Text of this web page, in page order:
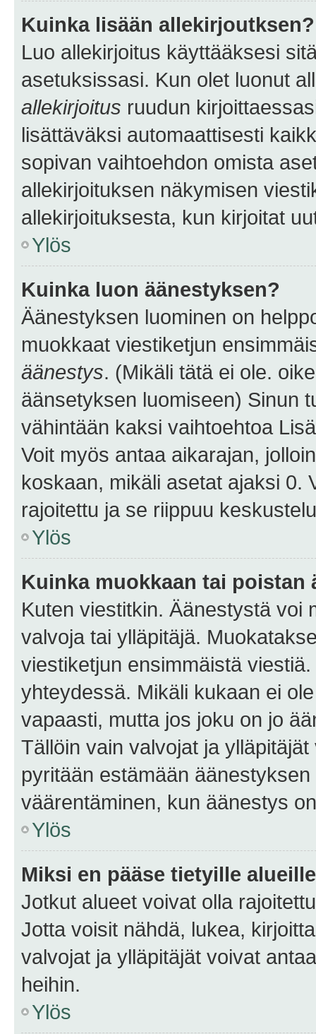
Kuinka lisään allekirjoutksen?
Luo allekirjoitus käyttääksesi
asetuksissasi. Kun olet luonut
allekirjoitus ruudun
lisättäväksi automaattisesti
sopivan vaihtoehdon omista
allekirjoituksen näkymisen
allekirjoituksesta, kun kirjoitat
Ylös
Kuinka luon äänestyksen?
Äänestyksen luominen on
muokkaat viestiketjun
äänestys. (Mikäli tätä ei ole.
äänsetyksen luomiseen) Sinun
vähintään kaksi vaihtoehtoa
Voit myös antaa aikarajan,
koskaan, mikäli asetat ajaksi 0.
rajoitettu ja se riippuu
Ylös
Kuinka muokkaan tai poistan
Kuten viestitkin. Äänestystä voi
valvoja tai ylläpitäjä.
viestiketjun ensimmäistä
yhteydessä. Mikäli kukaan ei
vapaasti, mutta jos joku on jo
Tällöin vain valvojat ja
pyritään estämään
väärentäminen, kun äänestys
Ylös
Miksi en pääse tietyille
Jotkut alueet voivat olla
Jotta voisit nähdä, lukea,
valvojat ja ylläpitäjät voivat
heihin.
Ylös